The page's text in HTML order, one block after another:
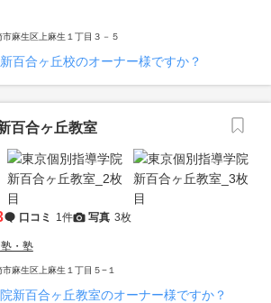
麻生区上麻生１丁目３－５
百合ヶ丘校のオーナー様ですか？
百合ヶ丘教室
口コミ 1件 写真 3枚
・塾
麻生区上麻生１丁目５−１
新百合ヶ丘教室のオーナー様ですか？